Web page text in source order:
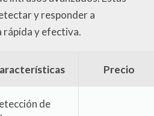
y responder a
rápida y efectiva.
Precio
de